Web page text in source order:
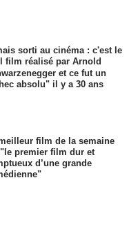
sorti au cinéma : c'est le
film réalisé par Arnold
et ce fut un
absolu" il y a 30 ans
film de la semaine
premier film dur et
d’une grande